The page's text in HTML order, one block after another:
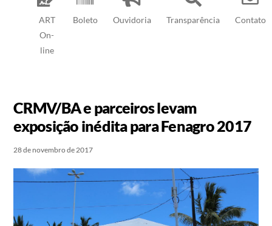
ART
On-
line
Boleto Ouvidoria Transparência Contato
Pesquisar
CRMV/BA e parceiros levam
exposição inédita para Fenagro 2017
28 de novembro de 2017